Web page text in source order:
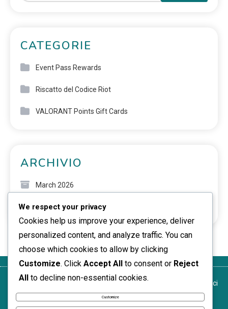
CATEGORIE
Event Pass Rewards
Riscatto del Codice Riot
VALORANT Points Gift Cards
ARCHIVIO
March 2026
February 2026
La tua
privacy
Termini di
servizio
La nostra
storia
Politica sui
cookie
Contattaci
We respect your privacy
Cookies help us improve your experience, deliver
personalized content, and analyze traffic. You can
choose which cookies to allow by clicking
Customize. Click Accept All to consent or Reject
All to decline non-essential cookies.
Customize